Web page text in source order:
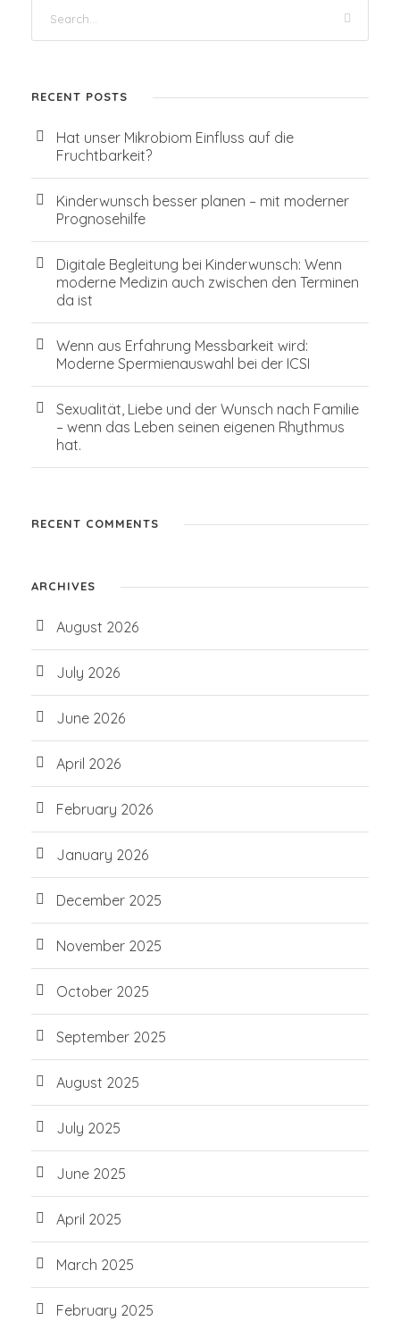
RECENT POSTS
Hat unser Mikrobiom Einfluss auf die
Fruchtbarkeit?
Kinderwunsch besser planen – mit moderner
Prognosehilfe
Digitale Begleitung bei Kinderwunsch: Wenn
moderne Medizin auch zwischen den Terminen
da ist
Wenn aus Erfahrung Messbarkeit wird:
Moderne Spermienauswahl bei der ICSI
Sexualität, Liebe und der Wunsch nach Familie
– wenn das Leben seinen eigenen Rhythmus
hat.
RECENT COMMENTS
ARCHIVES
August 2026
July 2026
June 2026
April 2026
February 2026
January 2026
December 2025
November 2025
October 2025
September 2025
August 2025
July 2025
June 2025
April 2025
March 2025
February 2025